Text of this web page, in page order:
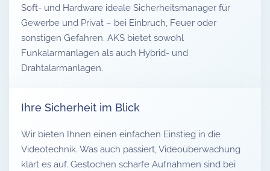
Soft- und Hardware ideale Sicherheitsmanager für
Gewerbe und Privat – bei Einbruch, Feuer oder
sonstigen Gefahren. AKS bietet sowohl
Funkalarmanlagen als auch Hybrid- und
Drahtalarmanlagen.
Ihre Sicherheit im Blick
Wir bieten Ihnen einen einfachen Einstieg in die
Videotechnik. Was auch passiert, Videoüberwachung
klärt es auf. Gestochen scharfe Aufnahmen sind bei